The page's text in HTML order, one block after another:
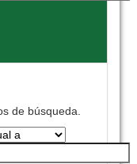
de búsqueda.